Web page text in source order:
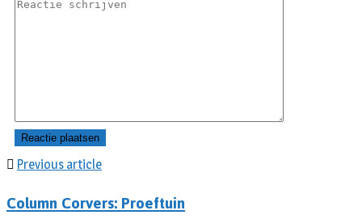
Previous article
Column Corvers: Proeftuin